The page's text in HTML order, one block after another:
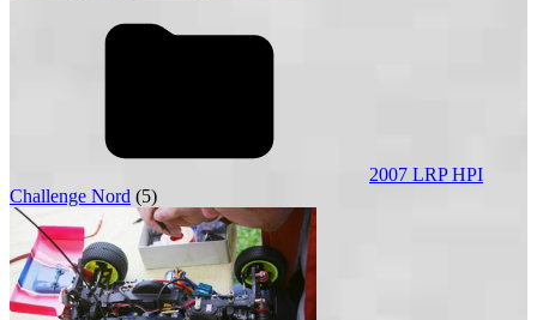
2007 LRP HPI
Challenge Nord (5)